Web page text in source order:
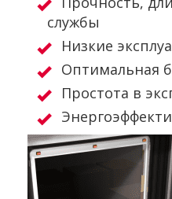
службы
Низкие
Оптимальная
Простота в